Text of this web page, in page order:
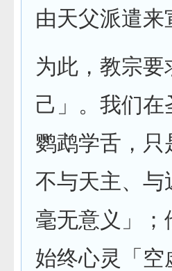
由天父派遣
为此，教宗
己」。我们
鹦鹉学舌，
不与天主、与
毫无意义」
始终心灵「空